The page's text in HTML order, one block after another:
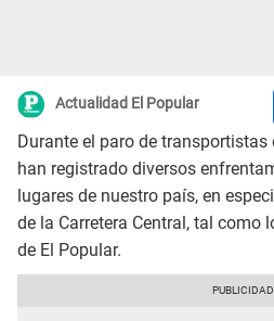
Actualidad El Popular
Durante el paro de transportistas
han registrado diversos
lugares de nuestro país, en
de la Carretera Central, tal como
de El Popular.